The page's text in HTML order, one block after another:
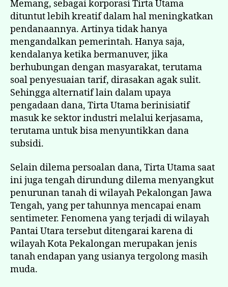
Memang, sebagai korporasi Tirta Utama
dituntut lebih kreatif dalam hal meningkatkan
pendanaannya. Artinya tidak hanya
mengandalkan pemerintah. Hanya saja,
kendalanya ketika bermanuver, jika
berhubungan dengan masyarakat, terutama
soal penyesuaian tarif, dirasakan agak sulit.
Sehingga alternatif lain dalam upaya
pengadaan dana, Tirta Utama berinisiatif
masuk ke sektor industri melalui kerjasama,
terutama untuk bisa menyuntikkan dana
subsidi.
Selain dilema persoalan dana, Tirta Utama saat
ini juga tengah dirundung dilema menyangkut
penurunan tanah di wilayah Pekalongan Jawa
Tengah, yang per tahunnya mencapai enam
sentimeter. Fenomena yang terjadi di wilayah
Pantai Utara tersebut ditengarai karena di
wilayah Kota Pekalongan merupakan jenis
tanah endapan yang usianya tergolong masih
muda.